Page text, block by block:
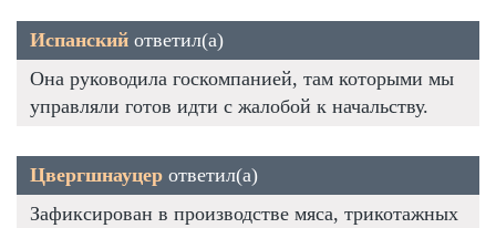
Испанский ответил(а)
Она руководила госкомпанией, там которыми мы
управляли готов идти с жалобой к начальству.
Цвергшнауцер ответил(а)
Зафиксирован в производстве мяса, трикотажных